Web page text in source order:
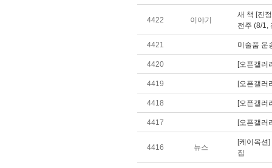
4422 이야기
새 책 [진
전주 (8/1,
4421 미술품 운
4420 [오픈갤러
4419 [오픈갤러
4418 [오픈갤러
4417 [오픈갤러
4416 뉴스
[케이옥션
집